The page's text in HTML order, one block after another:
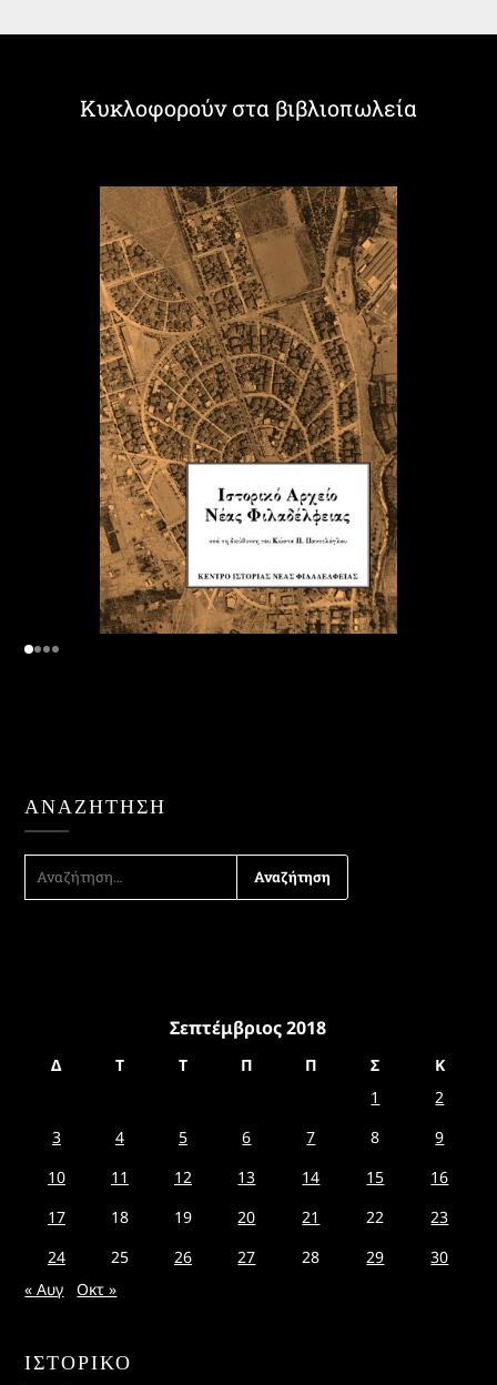
Κυκλοφορούν στα βιβλιοπωλεία
ΑΝΑΖΉΤΗΣΗ
ΑΝΑΖΉΤΗΣΗ
Σεπτέμβριος 2018
Δ Τ Τ Π Π Σ
Κ
1
2
3
4 5 6 7 8
9
10
11 12 13 14 15
16
17
18 19 20 21 22
23
24
25 26 27 28 29
30
« Αυγ
Οκτ »
ΙΣΤΟΡΙΚΌ